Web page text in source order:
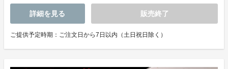
詳細を見る 販売終了
ご提供予定時期：ご注文日から7日以内（土日祝日除く）